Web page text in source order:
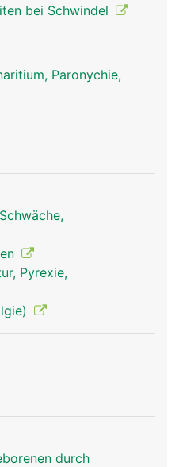
bei Schwindel
Paronychie,
Pyrexie,
durch